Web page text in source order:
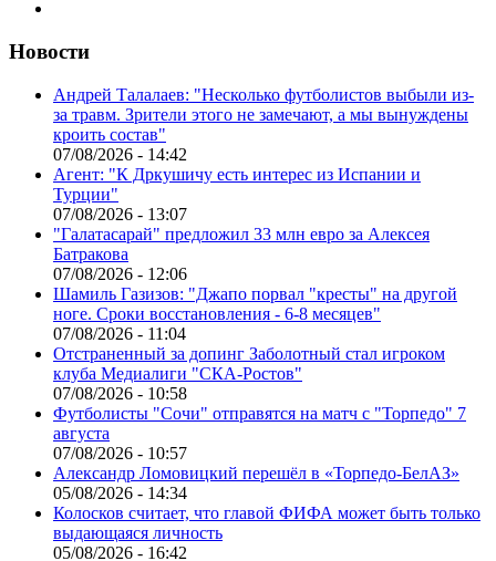
Новости
Андрей Талалаев: "Несколько футболистов выбыли из-
за травм. Зрители этого не замечают, а мы вынуждены
кроить состав"
07/08/2026 - 14:42
Агент: "К Дркушичу есть интерес из Испании и
Турции"
07/08/2026 - 13:07
"Галатасарай" предложил 33 млн евро за Алексея
Батракова
07/08/2026 - 12:06
Шамиль Газизов: "Джапо порвал "кресты" на другой
ноге. Сроки восстановления - 6-8 месяцев"
07/08/2026 - 11:04
Отстраненный за допинг Заболотный стал игроком
клуба Медиалиги "СКА-Ростов"
07/08/2026 - 10:58
Футболисты "Сочи" отправятся на матч с "Торпедо" 7
августа
07/08/2026 - 10:57
Александр Ломовицкий перешёл в «Торпедо-БелАЗ»
05/08/2026 - 14:34
Колосков считает, что главой ФИФА может быть только
выдающаяся личность
05/08/2026 - 16:42